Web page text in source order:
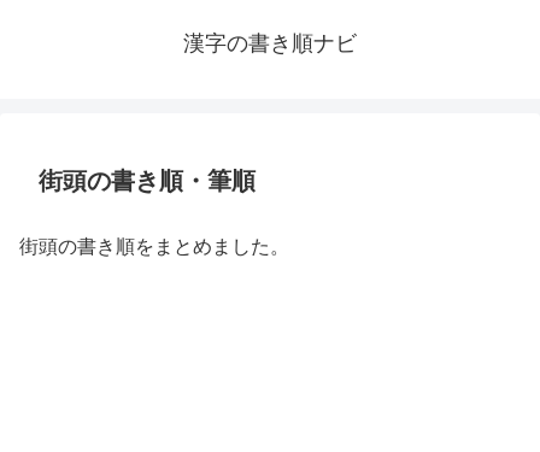
漢字の書き順ナビ
街頭の書き順・筆順
街頭の書き順をまとめました。